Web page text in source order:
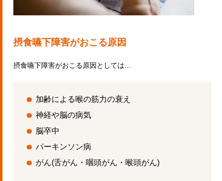
摂食嚥下障害がおこる原因
摂食嚥下障害がおこる原因としては…
加齢による喉の筋力の衰え
神経や脳の病気
脳卒中
パーキンソン病
がん(舌がん・咽頭がん・喉頭がん)